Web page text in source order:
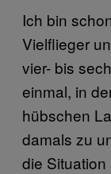
Ich bin
Vielflieger
vier- bis
einmal, in
hübschen
damals zu
die